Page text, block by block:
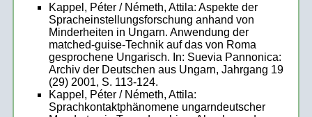
Kappel, Péter / Németh, Attila: Aspekte der
Spracheinstellungsforschung anhand von
Minderheiten in Ungarn. Anwendung der
matched-guise-Technik auf das von Roma
gesprochene Ungarisch. In: Suevia Pannonica:
Archiv der Deutschen aus Ungarn, Jahrgang 19
(29) 2001, S. 113-124.
Kappel, Péter / Németh, Attila:
Sprachkontaktphänomene ungarndeutscher